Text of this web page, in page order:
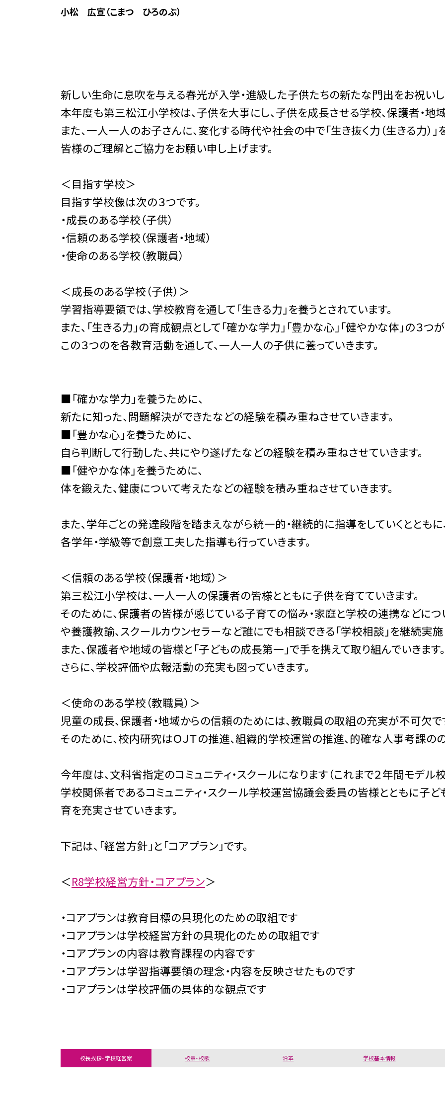
小松 広宣（こまつ ひろのぶ）
新しい生命に息吹を与える春光が入学・進級した子供たちの新たな門出をお祝いし
本年度も第三松江小学校は、子供を大事にし、子供を成長させる学校、保護者・地
また、一人一人のお子さんに、変化する時代や社会の中で「生き抜く力（生きる力）」
皆様のご理解とご協力をお願い申し上げます。
＜目指す学校＞
目指す学校像は次の３つです。
・成長のある学校（子供）
・信頼のある学校（保護者・地域）
・使命のある学校（教職員）
＜成長のある学校（子供）＞
学習指導要領では、学校教育を通して「生きる力」を養うとされています。
また、「生きる力」の育成観点として「確かな学力」「豊かな心」「健やかな体」の３つ
この３つのを各教育活動を通して、一人一人の子供に養っていきます。
■「確かな学力」を養うために、
新たに知った、問題解決ができたなどの経験を積み重ねさせていきます。
■「豊かな心」を養うために、
自ら判断して行動した、共にやり遂げたなどの経験を積み重ねさせていきます。
■「健やかな体」を養うために、
体を鍛えた、健康について考えたなどの経験を積み重ねさせていきます。
また、学年ごとの発達段階を踏まえながら統一的・継続的に指導をしていくととも
各学年・学級等で創意工夫した指導も行っていきます。
＜信頼のある学校（保護者・地域）＞
第三松江小学校は、一人一人の保護者の皆様とともに子供を育てていきます。
そのために、保護者の皆様が感じている子育ての悩み・家庭と学校の連携などにつ
や養護教諭、スクールカウンセラーなど誰にでも相談できる「学校相談」を継続実施
また、保護者や地域の皆様と「子どもの成長第一」で手を携えて取り組んでいきます。
さらに、学校評価や広報活動の充実も図っていきます。
＜使命のある学校（教職員）＞
児童の成長、保護者・地域からの信頼のためには、教職員の取組の充実が不可欠で
そのために、校内研究はＯＪＴの推進、組織的学校運営の推進、的確な人事考課の
今年度は、文科省指定のコミュニティ・スクールになります（これまで２年間モデル校
学校関係者であるコミュニティ・スクール学校運営協議会委員の皆様とともに子
育を充実させていきます。
下記は、「経営方針」と「コアプラン」です。
＜R8学校経営方針・コアプラン＞
・コアプランは教育目標の具現化のための取組です
・コアプランは学校経営方針の具現化のための取組です
・コアプランの内容は教育課程の内容です
・コアプランは学習指導要領の理念・内容を反映させたものです
・コアプランは学校評価の具体的な観点です
校長挨拶・学校経営案 校章・校歌 沿革 学校基本情報